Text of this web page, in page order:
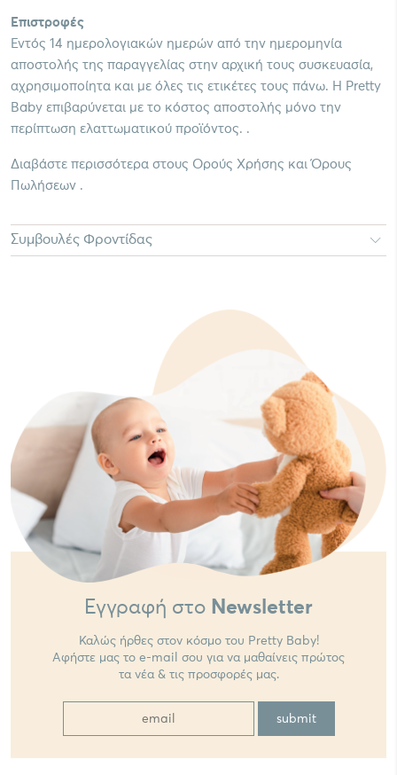
Επιστροφές
Εντός 14 ημερολογιακών ημερών από την ημερομηνία
αποστολής της παραγγελίας στην αρχική τους συσκευασία,
αχρησιμοποίητα και με όλες τις ετικέτες τους πάνω. Η Pretty
Baby επιβαρύνεται με το κόστος αποστολής μόνο την
περίπτωση ελαττωματικού προϊόντος. .
Διαβάστε περισσότερα στους Ορούς Χρήσης και Όρους
Πωλήσεων .
Συμβουλές Φροντίδας
Εγγραφή στο Newsletter
Καλώς ήρθες στον κόσμο του Pretty Baby!
Αφήστε μας το e-mail σου για να μαθαίνεις πρώτος
τα νέα & τις προσφορές μας.